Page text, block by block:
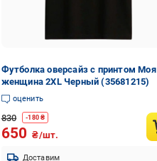
Футболка оверсайз с принтом Моя
женщина 2XL Черный (35681215)
оценить
830 -180 ₴
650 ₴/шт.
Доставим